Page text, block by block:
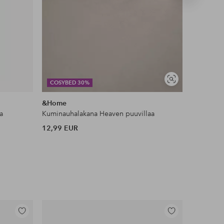
COSYBED 30%
Näytä
samankaltaisia
&Home
Kuminauhalakana Heaven puuvillaa
12,99 EUR
Lisää
Lisää